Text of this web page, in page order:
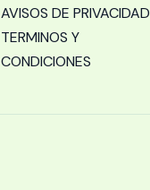
AVISOS DE PRIVACIDAD
TERMINOS Y
CONDICIONES